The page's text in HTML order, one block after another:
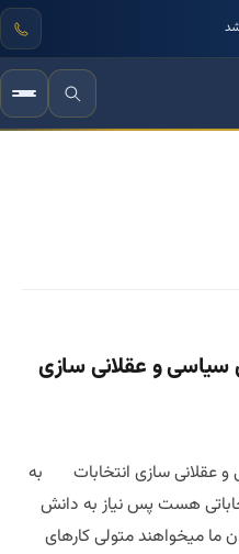
سیاسی و عقلانی سازی
و عقلانی سازی انتخابات به
هست پس نیاز به دانش
ما می­خواهند متولی کارهای